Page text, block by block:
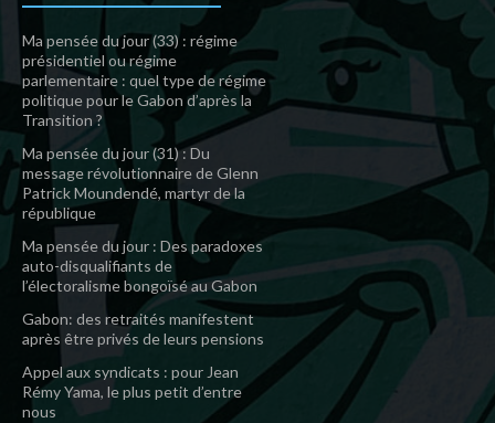
Ma pensée du jour (33) : régime
présidentiel ou régime
parlementaire : quel type de régime
politique pour le Gabon d’après la
Transition ?
Ma pensée du jour (31) : Du
message révolutionnaire de Glenn
Patrick Moundendé, martyr de la
république
Ma pensée du jour : Des paradoxes
auto-disqualifiants de
l’électoralisme bongoïsé au Gabon
Gabon: des retraités manifestent
après être privés de leurs pensions
Appel aux syndicats : pour Jean
Rémy Yama, le plus petit d’entre
nous